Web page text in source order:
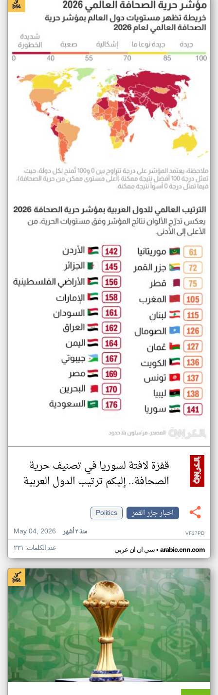
قفزة لافتة لسوريا في تصنيف حرية
الصحافة.. إليكم ترتيب الدول العربية
اخبار جزر القمر
Politics
May 04, 2026
منذ ٣ أشهر VF17PD
سي ان ان عربي• arabic.cnn.com عدد الكلمات: ٢٣١